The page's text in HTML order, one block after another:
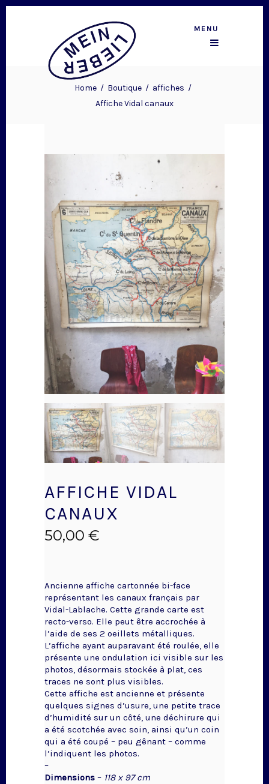
MENU
Home/ Boutique/ affiches /
Affiche Vidal canaux
AFFICHE VIDAL
CANAUX
50,00 €
Ancienne affiche cartonnée bi-face
représentant les canaux français par
Vidal-Lablache. Cette grande carte est
recto-verso. Elle peut être accrochée à
l’aide de ses 2 oeillets métalliques.
L’affiche ayant auparavant été roulée, elle
présente une ondulation ici visible sur les
photos, désormais stockée à plat, ces
traces ne sont plus visibles.
Cette affiche est ancienne et présente
quelques signes d’usure, une petite trace
d’humidité sur un côté, une déchirure qui
a été scotchée avec soin, ainsi qu’un coin
qui a été coupé – peu gênant – comme
l’indiquent les photos.
–
Dimensions – 118 x 97 cm